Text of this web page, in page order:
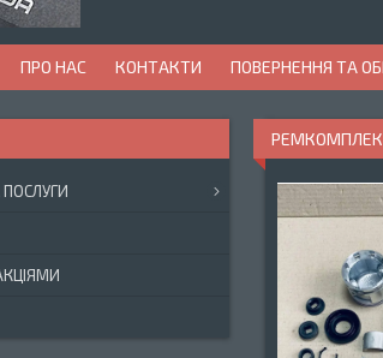
ПРО НАС КОНТАКТИ ПОВЕРНЕННЯ ТА